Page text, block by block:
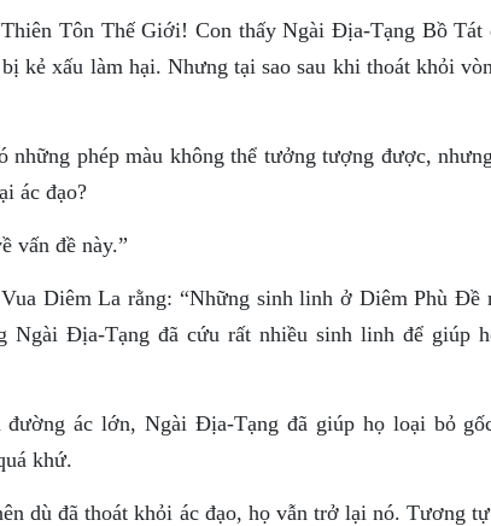
Tôn Thế Giới! Con thấy Ngài Ðịa-Tạng Bồ Tát
kẻ xấu làm hại. Nhưng tại sao sau khi thoát khỏi
phép màu không thể tưởng tượng được,
ác đạo?
vấn đề này.”
Diêm La rằng: “Những sinh linh ở Diêm Phù Ðề
Ngài Ðịa-Tạng đã cứu rất nhiều sinh linh để giúp
ác lớn, Ngài Ðịa-Tạng đã giúp họ loại bỏ
khứ.
dù đã thoát khỏi ác đạo, họ vẫn trở lại nó. Tương